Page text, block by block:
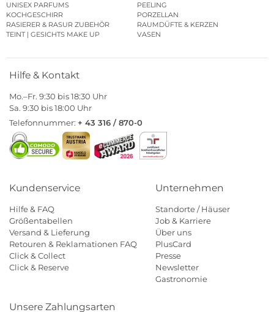
UNISEX PARFUMS
PEELING
KOCHGESCHIRR
PORZELLAN
RASIERER & RASUR ZUBEHÖR
RAUMDÜFTE & KERZEN
TEINT | GESICHTS MAKE UP
VASEN
Hilfe & Kontakt
Mo.–Fr. 9:30 bis 18:30 Uhr
Sa. 9:30 bis 18:00 Uhr
Telefonnummer: + 43 316 / 870-0
Kundenservice
Hilfe & FAQ
Größentabellen
Versand & Lieferung
Retouren & Reklamationen FAQ
Click & Collect
Click & Reserve
Unternehmen
Standorte / Häuser
Job & Karriere
Über uns
PlusCard
Presse
Newsletter
Gastronomie
Unsere Zahlungsarten